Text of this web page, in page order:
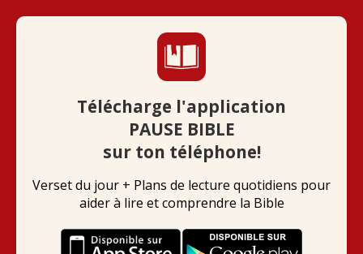
Télécharge l'application
PAUSE BIBLE
sur ton téléphone!
Verset du jour + Plans de lecture quotidiens pour
aider à lire et comprendre la Bible